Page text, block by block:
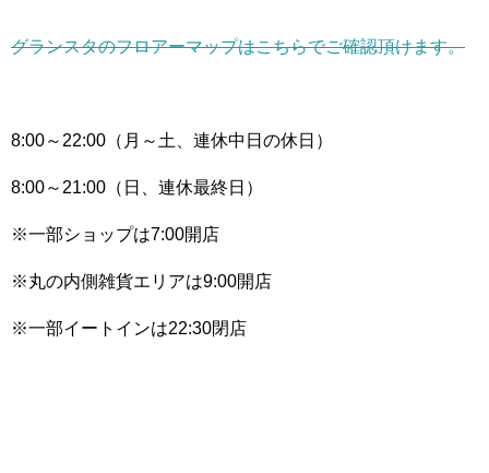
グランスタのフロアーマップはこちらでご確認頂けます。
8:00～22:00（月～土、連休中日の休日）
8:00～21:00（日、連休最終日）
※一部ショップは7:00開店
※丸の内側雑貨エリアは9:00開店
※一部イートインは22:30閉店